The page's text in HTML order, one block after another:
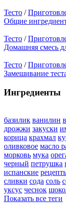
Тесто /
Общие
Тесто /
Домашняя смесь
Тесто /
Замешивание
Ингредиенты
базилик ванилин
дрожжи закуски
корица крахмал
оливковое масло
морковь мука
черный петрушка
испанские
сливки сода соль
уксус чеснок
Показать все теги